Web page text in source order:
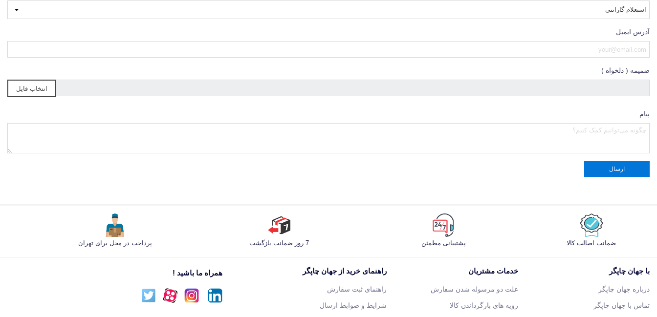
آدرس ایمیل
ضمیمه ( دلخواه )
انتخاب فایل
پیام
ضمانت اصالت کالا پشتیبانی مطمئن 7 روز ضمانت بازگشت پرداخت در محل برای تهران
با جهان چاپگر
درباره جهان چاپگر
تماس با جهان چاپگر
خدمات مشتریان
علت دو مرسوله شدن سفارش
رویه های بازگرداندن کالا
راهنمای خرید از جهان چاپگر
راهنمای ثبت سفارش
شرایط و ضوابط ارسال
همراه ما باشید !